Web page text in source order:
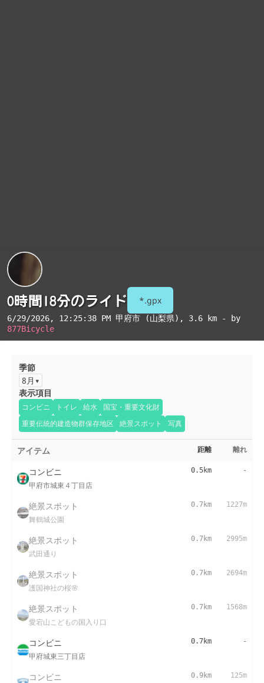
0時間18分のライド *.gpx
6/29/2026, 12:25:38 PM 甲府市 (山梨県) , 3.6 km - by
877Bicycle
季節
8月
表示項目
コンビニ トイレ 給水
国宝・重要文化財
重要伝統的建造物群保存地区
絶景スポット 写真
アイテム 距離 離れ
コンビニ
甲府市城東４丁目店
0.5km -
絶景スポット
舞鶴城公園
0.7km 1227m
絶景スポット
武田通り
0.7km 2995m
絶景スポット
護国神社の桜🌸
0.7km 2694m
絶景スポット
愛宕山こどもの国入り口
0.7km 1568m
コンビニ
甲府城東三丁目店
0.7km -
コンビニ 0.9km 125m